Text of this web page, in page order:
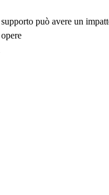
può avere un